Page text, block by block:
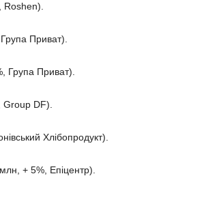
Приват).
Група Приват).
DF).
Хлібопродукт).
+ 5%, Епіцентр).